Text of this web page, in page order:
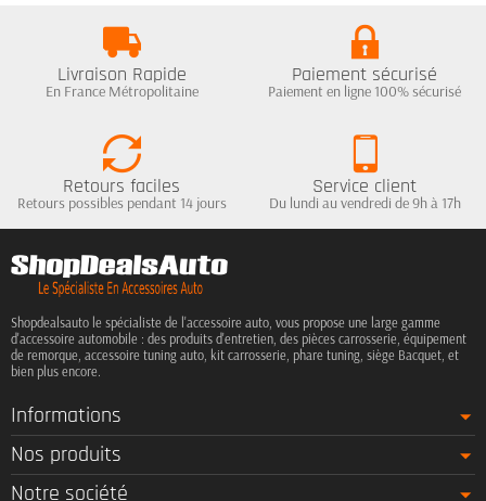
Livraison Rapide
En France Métropolitaine
Paiement sécurisé
Paiement en ligne 100% sécurisé
Retours faciles
Retours possibles pendant 14 jours
Service client
Du lundi au vendredi de 9h à 17h
Shopdealsauto le spécialiste de l'accessoire auto, vous propose une large gamme
d'accessoire automobile : des produits d'entretien, des pièces carrosserie, équipement
de remorque, accessoire tuning auto, kit carrosserie, phare tuning, siège Bacquet, et
bien plus encore.
Informations
Nos produits
Notre société